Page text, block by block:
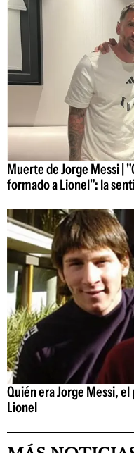
Muerte de Jorge Messi |
formado a Lionel": la
Quién era Jorge Messi,
Lionel